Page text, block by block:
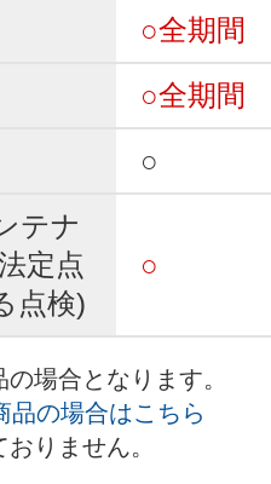
○全期間
○全期間
○
テナ
定点
点検)
○
場合となります。
品の場合はこちら
りません。